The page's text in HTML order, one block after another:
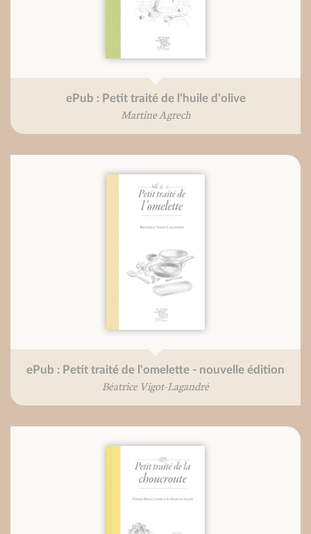
ePub : Petit traité de l'huile d'olive
Martine Agrech
ePub : Petit traité de l'omelette - nouvelle édition
Béatrice Vigot-Lagandré